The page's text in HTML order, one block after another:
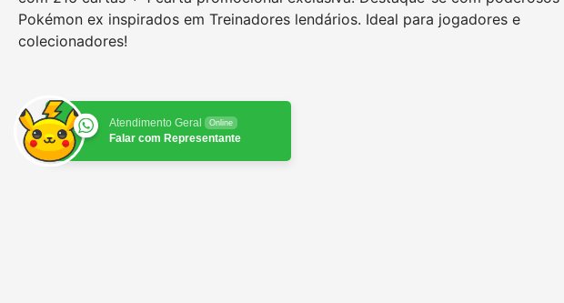
Pokémon ex inspirados em Treinadores lendários. Ideal para jogadores e
colecionadores!
Atendimento Geral Online
Falar com Representante